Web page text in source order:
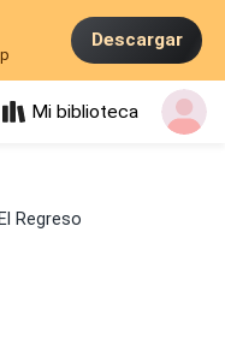
Descargar
Mi biblioteca
El Regreso